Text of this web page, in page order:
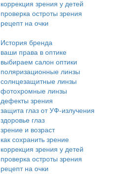
коррекция зрения у детей
проверка остроты зрения
рецепт на очки
История бренда
ваши права в оптике
выбираем салон оптики
поляризационные линзы
солнцезащитные линзы
фотохромные линзы
дефекты зрения
защита глаз от УФ-излучения
здоровье глаз
зрение и возраст
как сохранить зрение
коррекция зрения у детей
проверка остроты зрения
рецепт на очки